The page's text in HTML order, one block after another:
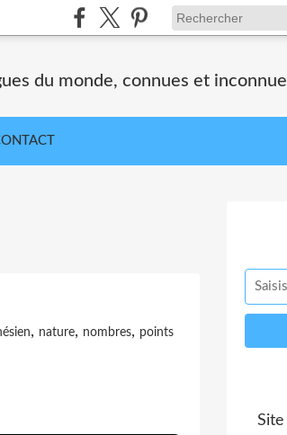
du monde, connues et
, nature, nombres, points